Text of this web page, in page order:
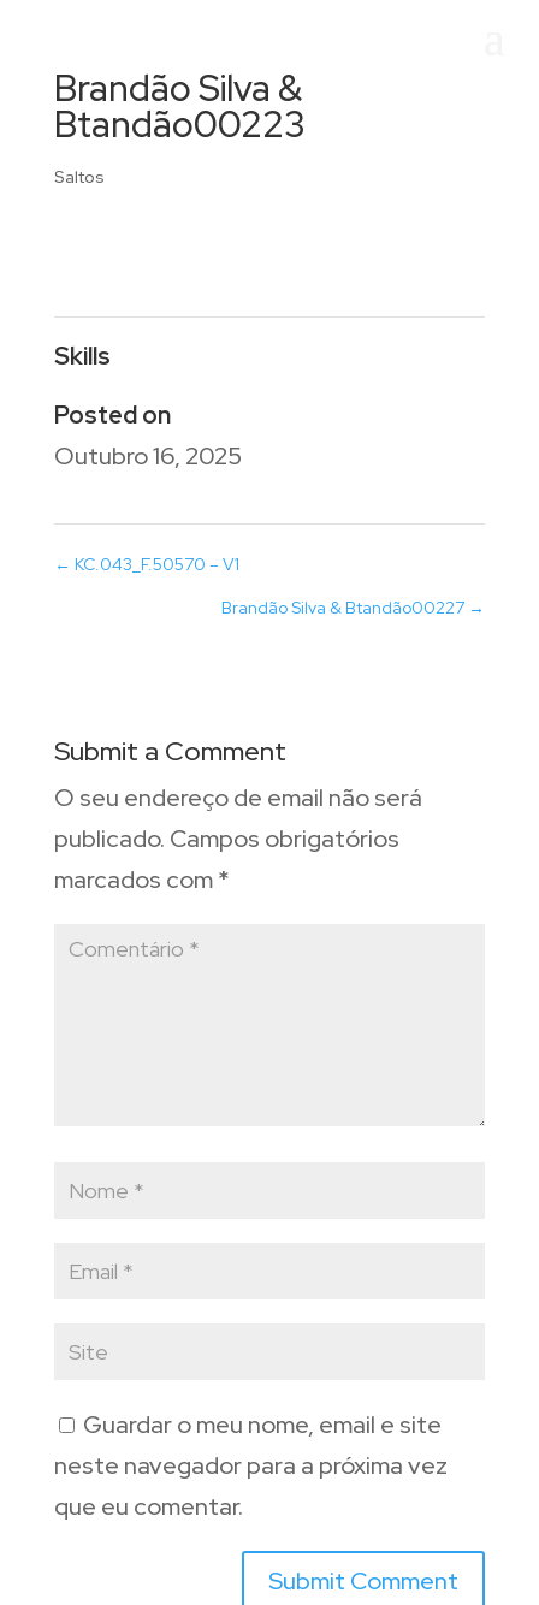
Brandão Silva &
Btandão00223
Saltos
Skills
Posted on
Outubro 16, 2025
← KC.043_F.50570 – V1
Brandão Silva & Btandão00227 →
Submit a Comment
O seu endereço de email não será
publicado. Campos obrigatórios
marcados com*
Guardar o meu nome, email e site
neste navegador para a próxima vez
que eu comentar.